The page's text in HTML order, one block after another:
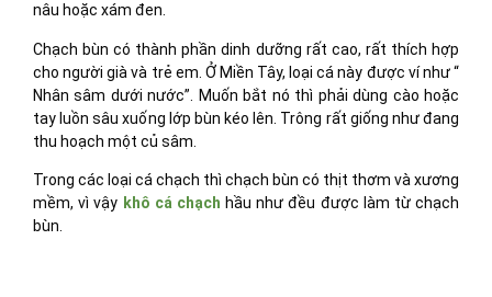
nâu hoặc xám đen.
Chạch bùn có thành phần dinh dưỡng rất cao, rất thích hợp
cho người già và trẻ em. Ở Miền Tây, loại cá này được ví như “
Nhân sâm dưới nước”. Muốn bắt nó thì phải dùng cào hoặc
tay luồn sâu xuống lớp bùn kéo lên. Trông rất giống như đang
thu hoạch một củ sâm.
Trong các loại cá chạch thì chạch bùn có thịt thơm và xương
mềm, vì vậy khô cá chạch hầu như đều được làm từ chạch
bùn.